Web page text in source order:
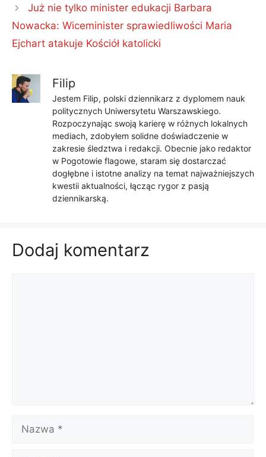
Już nie tylko minister edukacji Barbara
Nowacka: Wiceminister sprawiedliwości Maria
Ejchart atakuje Kościół katolicki
Filip
Jestem Filip, polski dziennikarz z dyplomem nauk
politycznych Uniwersytetu Warszawskiego.
Rozpoczynając swoją karierę w różnych lokalnych
mediach, zdobyłem solidne doświadczenie w
zakresie śledztwa i redakcji. Obecnie jako redaktor
w Pogotowie flagowe, staram się dostarczać
dogłębne i istotne analizy na temat najważniejszych
kwestii aktualności, łącząc rygor z pasją
dziennikarską.
Dodaj komentarz
Nazwa